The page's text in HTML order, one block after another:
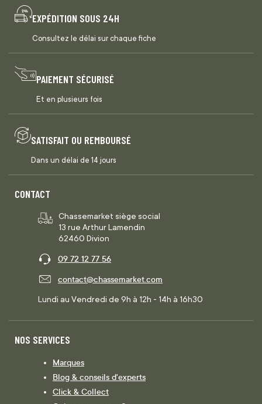
EXPÉDITION SOUS 24H
Consultez le délai sur chaque fiche
PAIEMENT SÉCURISÉ
Et en plusieurs fois
SATISFAIT OU REMBOURSÉ
Dans un délai de 14 jours
CONTACT
Chassemarket siège social
13 rue Arthur Lamendin
62460 Divion
09 72 12 77 56
contact@chassemarket.com
Lundi au Vendredi de 9h à 12h - 14h à 16h30
NOS SERVICES
Marques
Blog & conseils d'experts
Click & Collect